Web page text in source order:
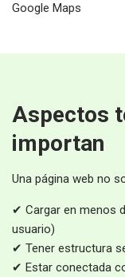
Google Maps
Aspectos
importan
Una página web no
✔ Cargar en menos
usuario)
✔ Tener estructura
✔ Estar conectada